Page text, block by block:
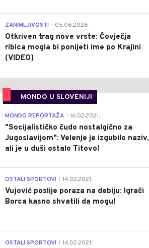
ZANIMLJIVOSTI 05.06.2026.
Otkriven trag nove vrste: Čovječja
ribica mogla bi ponijeti ime po Krajini
(VIDEO)
MONDO U SLOVENIJI
MONDO REPORTAŽA 16.02.2021.
"Socijalističko čudo nostalgično za
Jugoslavijom": Velenje je izgubilo naziv,
ali je u duši ostalo Titovo!
OSTALI SPORTOVI 14.02.2021.
Vujović poslije poraza na debiju: Igrači
Borca kasno shvatili da mogu!
OSTALI SPORTOVI 14.02.2021.